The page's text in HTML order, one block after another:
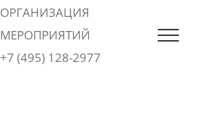
ОРГАНИЗАЦИЯ
МЕРОПРИЯТИЙ
+7 (495) 128-2977